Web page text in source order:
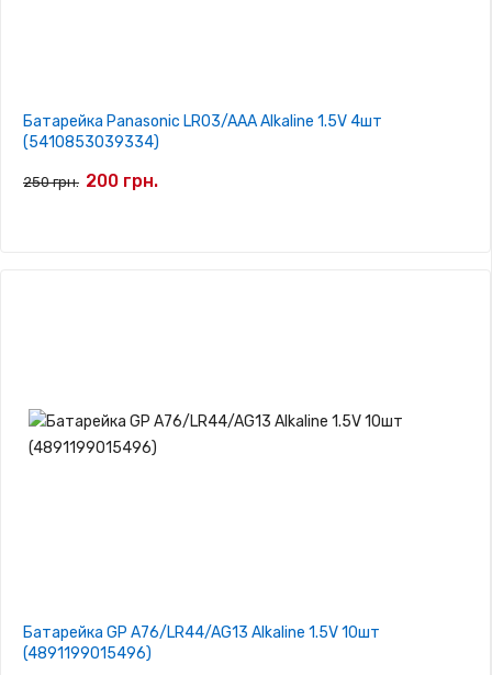
Батарейка Panasonic LR03/AAA Alkaline 1.5V 4шт
(5410853039334)
250 грн. 200 грн.
Батарейка GP A76/LR44/AG13 Alkaline 1.5V 10шт
(4891199015496)